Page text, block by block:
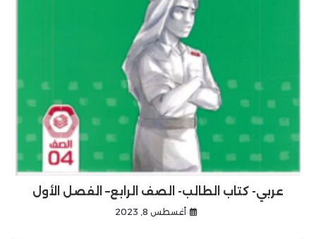
عربي- كتاب الطالب- الصف الرابع– الفصل الأول
أغسطس 8, 2023